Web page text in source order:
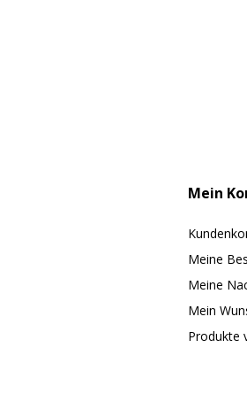
Mein
Meine
Meine
Mein
Produkte